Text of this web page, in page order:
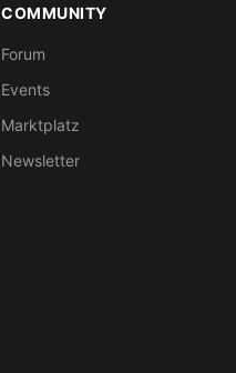
COMMUNITY
Forum
Events
Marktplatz
Newsletter